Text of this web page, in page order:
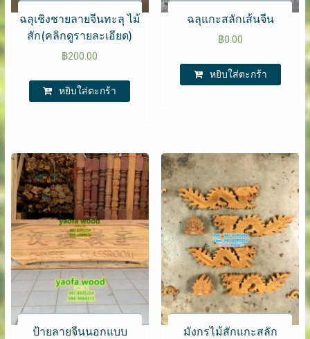
ฉลุเชิงชายลายจีนทะลุ ไม้
สัก(คลิกดูรายละเอียด)
฿200.00
หยิบใส่ตะกร้า
ฉลุแกะสลักเส้นจีน
฿0.00
หยิบใส่ตะกร้า
ป้ายลายจีนนอกแบบ มังกรไม้สักแกะสลัก